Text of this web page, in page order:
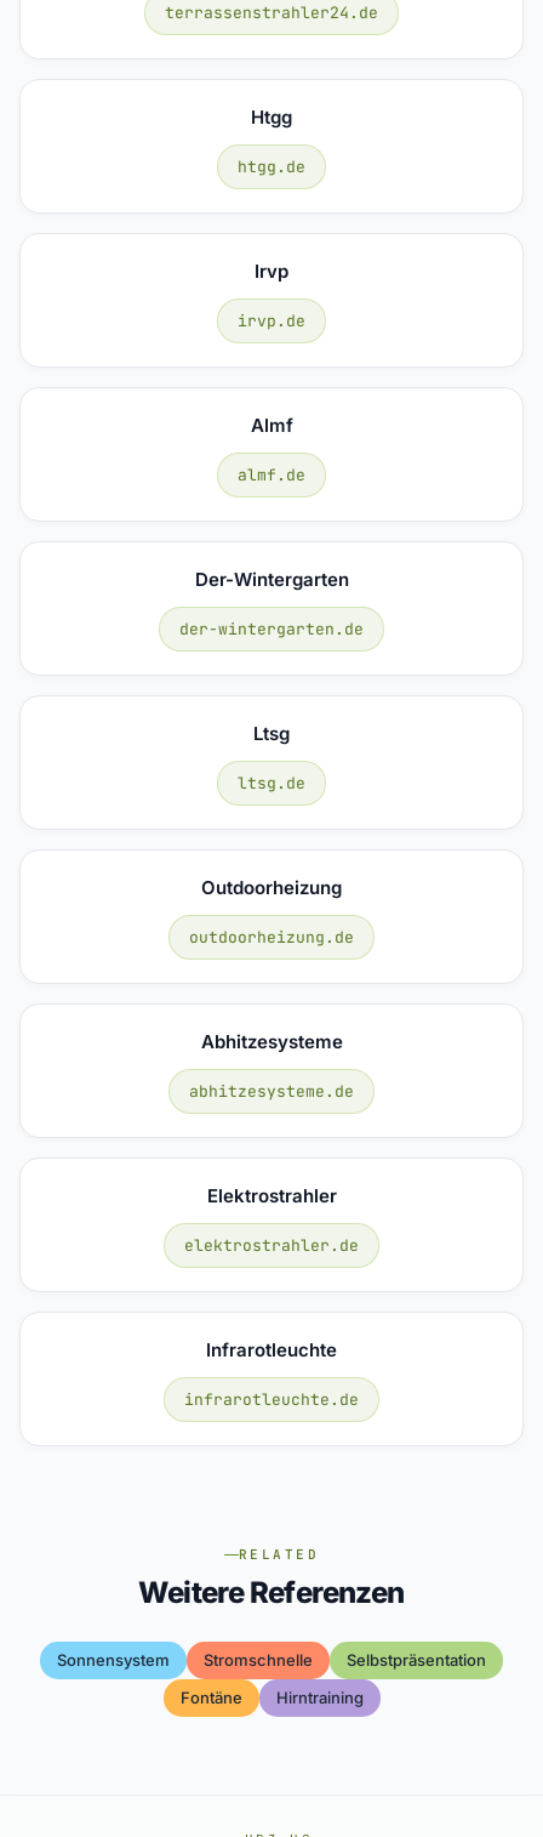
terrassenstrahler24.de
Htgg
htgg.de
Irvp
irvp.de
Almf
almf.de
Der-Wintergarten
der-wintergarten.de
Ltsg
ltsg.de
Outdoorheizung
outdoorheizung.de
Abhitzesysteme
abhitzesysteme.de
Elektrostrahler
elektrostrahler.de
Infrarotleuchte
infrarotleuchte.de
RELATED
Weitere Referenzen
Sonnensystem Stromschnelle
Selbstpräsentation
Fontäne
Hirntraining